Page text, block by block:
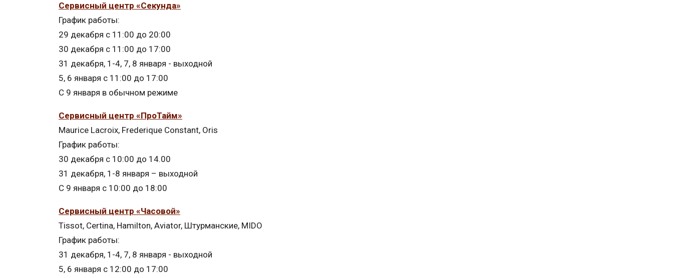
Сервисный центр «Секунда»
График работы:
29 декабря с 11:00 до 20:00
30 декабря с 11:00 до 17:00
31 декабря, 1-4, 7, 8 января - выходной
5, 6 января с 11:00 до 17:00
С 9 января в обычном режиме
Сервисный центр «ПроТайм»
Maurice Lacroix, Frederique Constant, Oris
График работы:
30 декабря с 10:00 до 14.00
31 декабря, 1-8 января – выходной
С 9 января с 10:00 до 18:00
Сервисный центр «Часовой»
Tissot, Certina, Hamilton, Aviator, Штурманские, MIDO
График работы:
31 декабря, 1-4, 7, 8 января - выходной
5, 6 января с 12:00 до 17:00